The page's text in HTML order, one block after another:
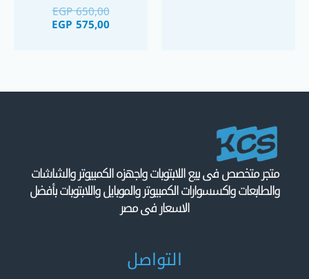
EGP650,00
EGP 575,00
متجر متخصص فى بيع اللابتوبات واجهزه الكمبيوتر والشاشات
والطابعات واكسسوارات الكمبيوتر والموبايل واللابتوبات بأفضل
الاسعار فى مصر
التواصل